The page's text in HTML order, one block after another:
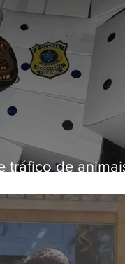
tráfico de animais